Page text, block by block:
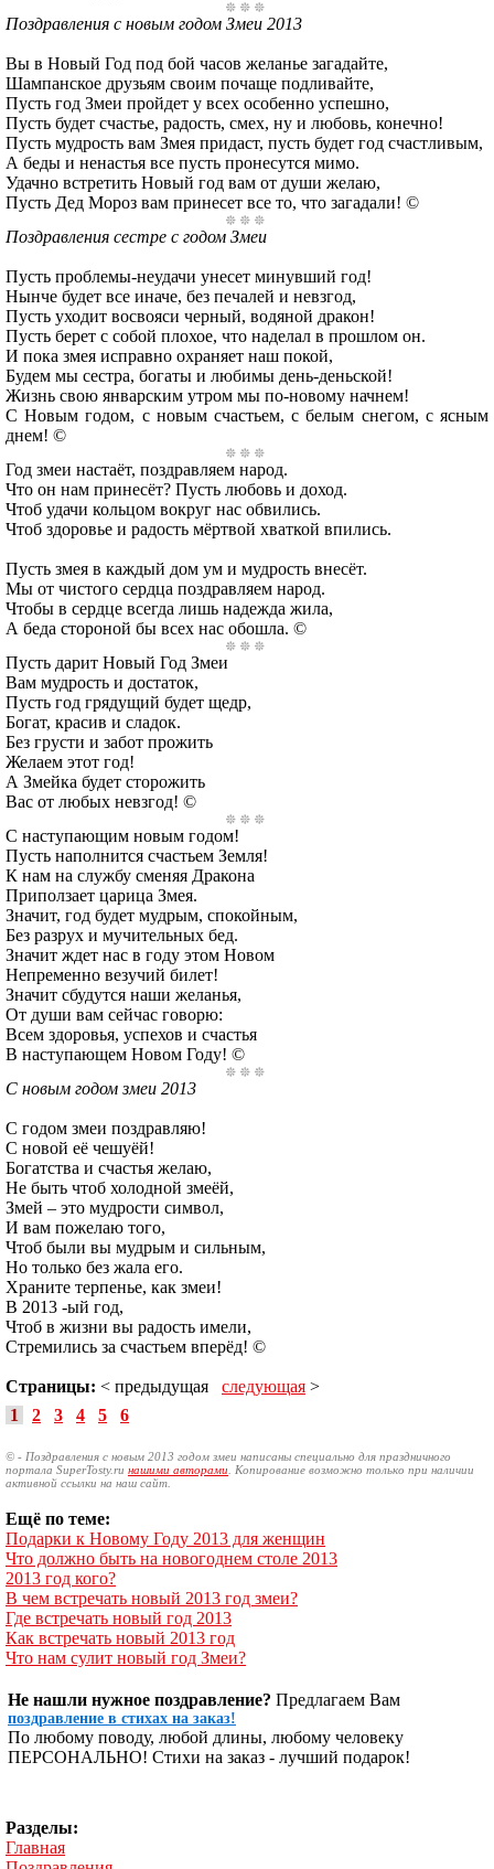
Поздравления с новым годом Змеи 2013
Вы в Новый Год под бой часов желанье загадайте,
Шампанское друзьям своим почаще подливайте,
Пусть год Змеи пройдет у всех особенно успешно,
Пусть будет счастье, радость, смех, ну и любовь, конечно!
Пусть мудрость вам Змея придаст, пусть будет год счастливым,
А беды и ненастья все пусть пронесутся мимо.
Удачно встретить Новый год вам от души желаю,
Пусть Дед Мороз вам принесет все то, что загадали! ©
Поздравления сестре с годом Змеи
Пусть проблемы-неудачи унесет минувший год!
Нынче будет все иначе, без печалей и невзгод,
Пусть уходит восвояси черный, водяной дракон!
Пусть берет с собой плохое, что наделал в прошлом он.
И пока змея исправно охраняет наш покой,
Будем мы сестра, богаты и любимы день-деньской!
Жизнь свою январским утром мы по-новому начнем!
С Новым годом, с новым счастьем, с белым снегом, с ясным
днем! ©
Год змеи настаёт, поздравляем народ.
Что он нам принесёт? Пусть любовь и доход.
Чтоб удачи кольцом вокруг нас обвились.
Чтоб здоровье и радость мёртвой хваткой впились.
Пусть змея в каждый дом ум и мудрость внесёт.
Мы от чистого сердца поздравляем народ.
Чтобы в сердце всегда лишь надежда жила,
А беда стороной бы всех нас обошла. ©
Пусть дарит Новый Год Змеи
Вам мудрость и достаток,
Пусть год грядущий будет щедр,
Богат, красив и сладок.
Без грусти и забот прожить
Желаем этот год!
А Змейка будет сторожить
Вас от любых невзгод! ©
С наступающим новым годом!
Пусть наполнится счастьем Земля!
К нам на службу сменяя Дракона
Приползает царица Змея.
Значит, год будет мудрым, спокойным,
Без разрух и мучительных бед.
Значит ждет нас в году этом Новом
Непременно везучий билет!
Значит сбудутся наши желанья,
От души вам сейчас говорю:
Всем здоровья, успехов и счастья
В наступающем Новом Году! ©
С новым годом змеи 2013
С годом змеи поздравляю!
С новой её чешуёй!
Богатства и счастья желаю,
Не быть чтоб холодной змеёй,
Змей – это мудрости символ,
И вам пожелаю того,
Чтоб были вы мудрым и сильным,
Но только без жала его.
Храните терпенье, как змеи!
В 2013 -ый год,
Чтоб в жизни вы радость имели,
Стремились за счастьем вперёд! ©
Страницы: < предыдущая следующая >
1
2 3 4 5 6
© - Поздравления с новым 2013 годом змеи написаны специально для праздничного
портала SuperTosty.ru нашими авторами . Копирование возможно только при наличии
активной ссылки на наш сайт.
Ещё по теме:
Подарки к Новому Году 2013 для женщин
Что должно быть на новогоднем столе 2013
2013 год кого?
В чем встречать новый 2013 год змеи?
Где встречать новый год 2013
Как встречать новый 2013 год
Что нам сулит новый год Змеи?
Не нашли нужное поздравление? Предлагаем Вам
поздравление в стихах на заказ!
По любому поводу, любой длины, любому человеку
ПЕРСОНАЛЬНО! Стихи на заказ - лучший подарок!
Разделы:
Главная